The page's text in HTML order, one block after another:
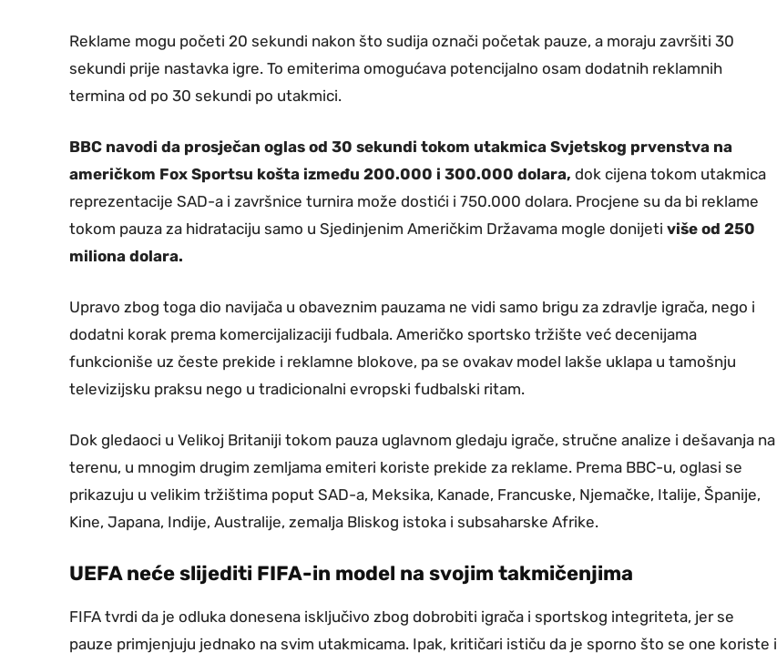
Reklame mogu početi 20 sekundi nakon što sudija označi početak pauze, a moraju završiti 30
sekundi prije nastavka igre. To emiterima omogućava potencijalno osam dodatnih reklamnih
termina od po 30 sekundi po utakmici.
BBC navodi da prosječan oglas od 30 sekundi tokom utakmica Svjetskog prvenstva na
američkom Fox Sportsu košta između 200.000 i 300.000 dolara, dok cijena tokom utakmica
reprezentacije SAD-a i završnice turnira može dostići i 750.000 dolara. Procjene su da bi reklame
tokom pauza za hidrataciju samo u Sjedinjenim Američkim Državama mogle donijeti više od 250
miliona dolara.
Upravo zbog toga dio navijača u obaveznim pauzama ne vidi samo brigu za zdravlje igrača, nego i
dodatni korak prema komercijalizaciji fudbala. Američko sportsko tržište već decenijama
funkcioniše uz česte prekide i reklamne blokove, pa se ovakav model lakše uklapa u tamošnju
televizijsku praksu nego u tradicionalni evropski fudbalski ritam.
Dok gledaoci u Velikoj Britaniji tokom pauza uglavnom gledaju igrače, stručne analize i dešavanja na
terenu, u mnogim drugim zemljama emiteri koriste prekide za reklame. Prema BBC-u, oglasi se
prikazuju u velikim tržištima poput SAD-a, Meksika, Kanade, Francuske, Njemačke, Italije, Španije,
Kine, Japana, Indije, Australije, zemalja Bliskog istoka i subsaharske Afrike.
UEFA neće slijediti FIFA-in model na svojim takmičenjima
FIFA tvrdi da je odluka donesena isključivo zbog dobrobiti igrača i sportskog integriteta, jer se
pauze primjenjuju jednako na svim utakmicama. Ipak, kritičari ističu da je sporno što se one koriste i